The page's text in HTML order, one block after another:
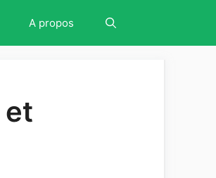
A propos
et